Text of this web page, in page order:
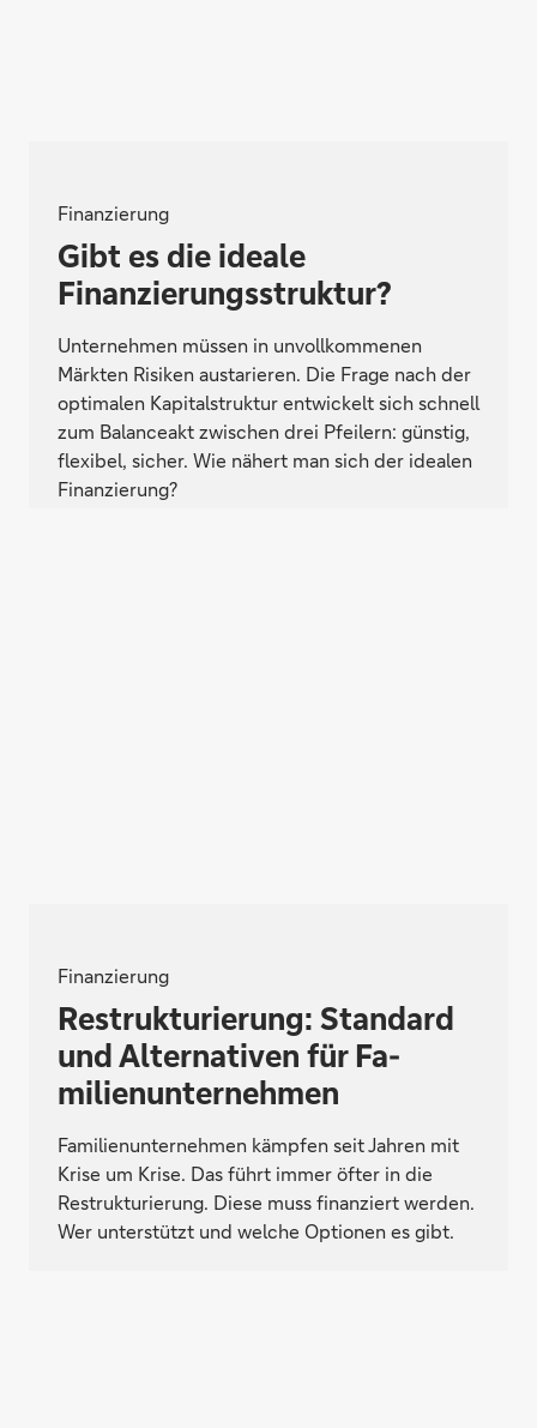
Finanzierung
Gibt es die ideale
Finanzierungsstruktur?
Unternehmen müssen in unvollkommenen
Märkten Risiken austarieren. Die Frage nach der
optimalen Kapitalstruktur entwickelt sich schnell
zum Balanceakt zwischen drei Pfeilern: günstig,
flexibel, sicher. Wie nähert man sich der idealen
Finanzierung?
Finanzierung
Re­struk­tu­rie­rung: Standard
und Alternativen für Fa­
milien­unter­nehmen
Familienunternehmen kämpfen seit Jahren mit
Krise um Krise. Das führt immer öfter in die
Restrukturierung. Diese muss finanziert werden.
Wer unterstützt und welche Optionen es gibt.